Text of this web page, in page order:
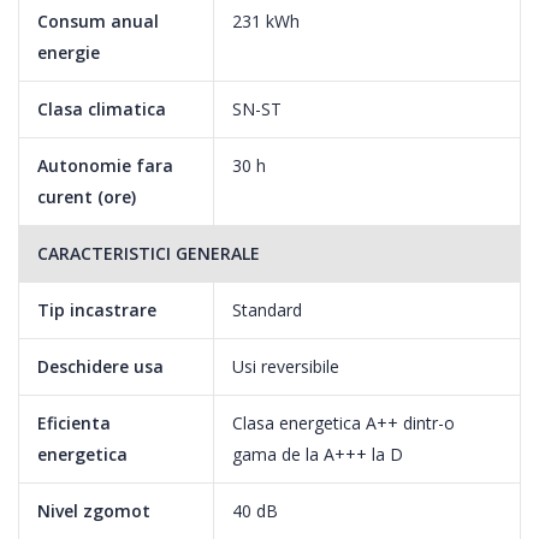
Un loc pentru toate
EasyStore este o cutie de stocare multifunctionala, perfecta
pentru depozitare si care ofera acces rapid la toate ingredientele
mici sau delicate, dar atat de importante.
Consum anual
energie
231 kWh
Clasa climatica SN-ST
Autonomie fara
curent (ore)
30 h
CARACTERISTICI GENERALE
Tip incastrare Standard
Deschidere usa Usi reversibile
Eficienta
energetica
Clasa energetica A++ dintr-o
gama de la A+++ la D
Nivel zgomot 40 dB